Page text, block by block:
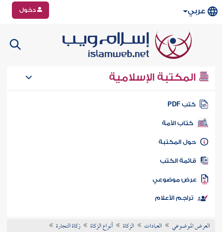
عربي دخول
المكتبة الإسلامية
كتب PDF
كتاب الأمة
المكتبة
الكتب
موضوعي
تراجم الأعلام
العرض الموضوعي العبادات الزكاة أنواع الزكاة
زكاة التجارة